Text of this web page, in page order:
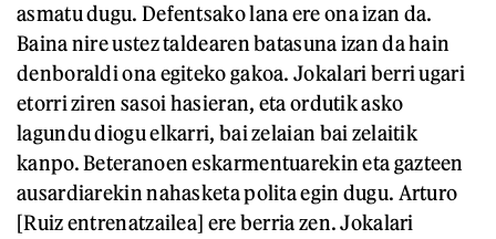
asmatu dugu. Defentsako lana ere ona izan da.
Baina nire ustez taldearen batasuna izan da hain
denboraldi ona egiteko gakoa. Jokalari berri ugari
etorri ziren sasoi hasieran, eta ordutik asko
lagundu diogu elkarri, bai zelaian bai zelaitik
kanpo. Beteranoen eskarmentuarekin eta gazteen
ausardiarekin nahasketa polita egin dugu. Arturo
[Ruiz entrenatzailea] ere berria zen. Jokalari